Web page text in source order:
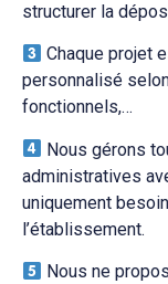
structurer la
Chaque projet
personnalisé
fonctionnels,…
Nous gérons
administratives
uniquement
l’établissement.
Nous ne